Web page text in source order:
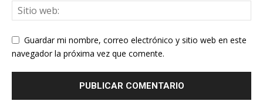
Guardar mi nombre, correo electrónico y sitio web en este
navegador la próxima vez que comente.